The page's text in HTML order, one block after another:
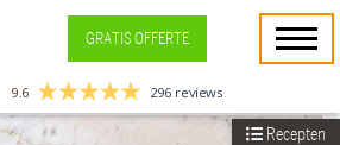
GRATIS OFFERTE
9.6 296 reviews
Recepten